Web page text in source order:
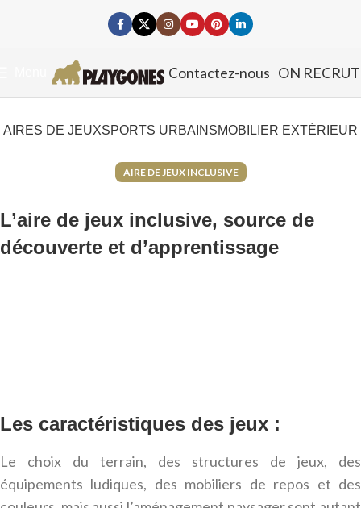
Contactez-nous ON
AIRES DE JEUXSPORTS URBAINSMOBILIER EXTÉRIEUR
AIRE DE JEUX INCLUSIVE
L’aire de jeux inclusive, source de
découverte et d’apprentissage
Les caractéristiques des jeux :
Le choix du terrain, des structures de jeux, des
équipements ludiques, des mobiliers de repos et des